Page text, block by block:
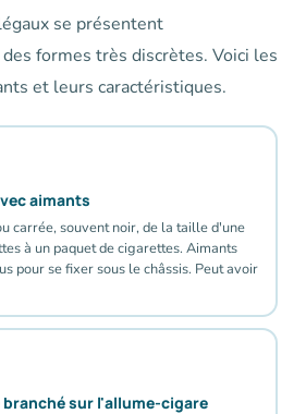
se présentent
formes très discrètes. Voici les
et leurs caractéristiques.
aimants
carrée, souvent noir, de la taille d'une
à un paquet de cigarettes. Aimants
pour se fixer sous le châssis. Peut avoir
branché sur l'allume-cigare